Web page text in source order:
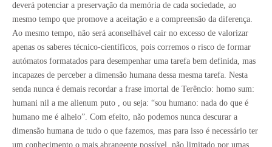
deverá potenciar a preservação da memória de cada sociedade, ao
mesmo tempo que promove a aceitação e a compreensão da diferença.
Ao mesmo tempo, não será aconselhável cair no excesso de valorizar
apenas os saberes técnico-científicos, pois corremos o risco de formar
autómatos formatados para desempenhar uma tarefa bem definida, mas
incapazes de perceber a dimensão humana dessa mesma tarefa. Nesta
senda nunca é demais recordar a frase imortal de Terêncio: homo sum:
humani nil a me alienum puto , ou seja: “sou humano: nada do que é
humano me é alheio”. Com efeito, não podemos nunca descurar a
dimensão humana de tudo o que fazemos, mas para isso é necessário ter
um conhecimento o mais abrangente possível, não limitado por umas